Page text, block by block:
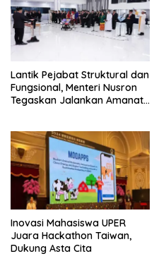
Lantik Pejabat Struktural dan
Fungsional, Menteri Nusron
Tegaskan Jalankan Amanat
Inovasi Mahasiswa UPER
Juara Hackathon Taiwan,
Dukung Asta Cita